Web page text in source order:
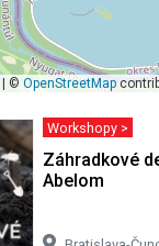
| ©OpenStreetMap
Workshopy >
Záhradkové
Abelom